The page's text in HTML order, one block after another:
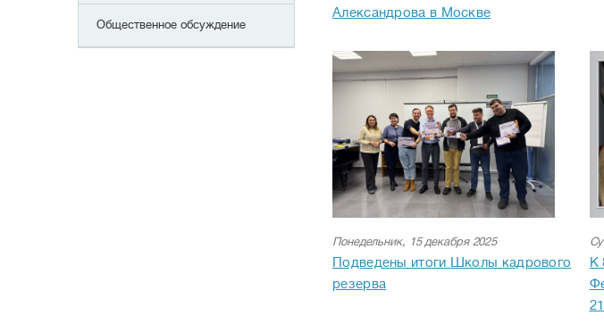
Общественное обсуждение
Александрова в Москве
Понедельник, 15 декабря 2025
Подведены итоги Школы кадрового
резерва
К